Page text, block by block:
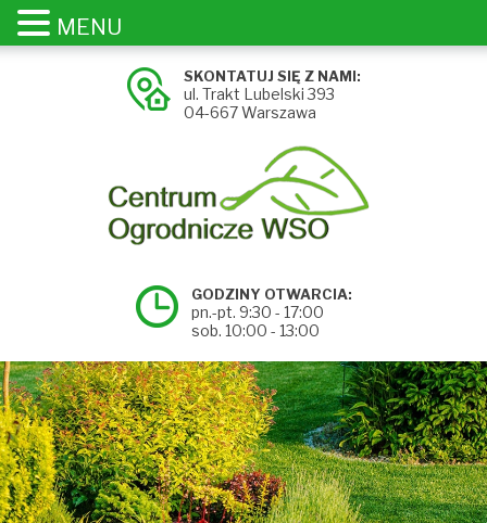
SKONTATUJ SIĘ Z NAMI:
ul. Trakt Lubelski 393
04-667 Warszawa
GODZINY OTWARCIA:
pn.-pt. 9:30 - 17:00
sob. 10:00 - 13:00
MENU